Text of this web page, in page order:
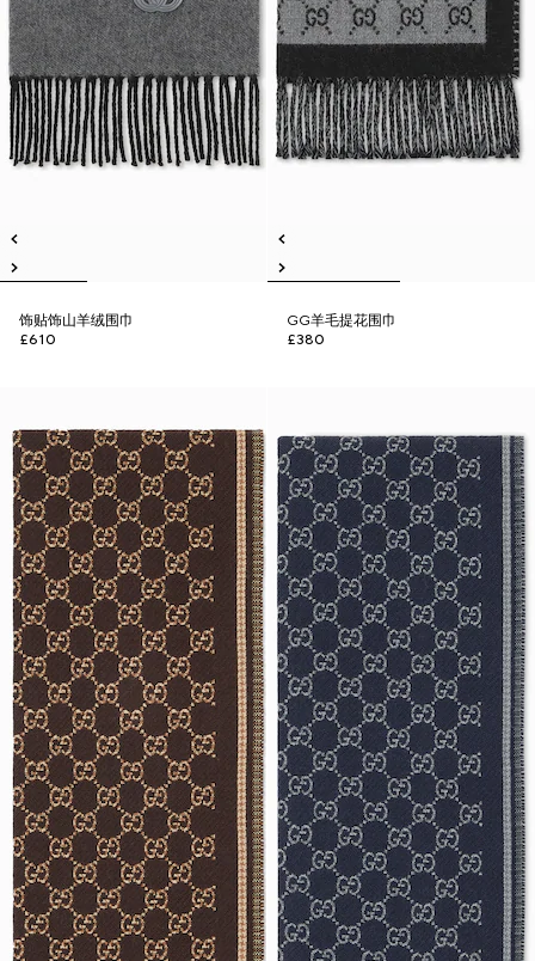
饰贴饰山羊绒围巾
£610
GG羊毛提花围巾
£380